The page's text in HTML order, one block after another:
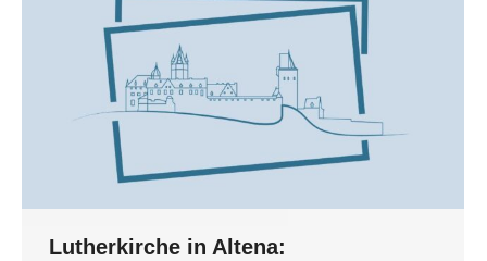
Lutherkirche in Altena: